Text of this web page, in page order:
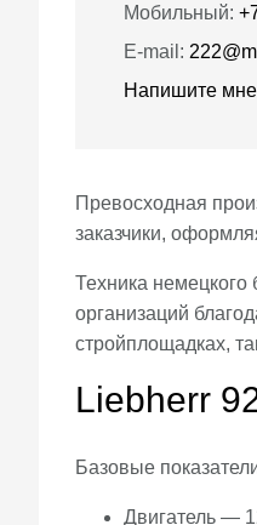
Мобильный:
E-mail:
Напишите
Превосходная
заказчики,
Техника
организаций
стройплощадках,
Liebherr
Базовые
Двигатель —